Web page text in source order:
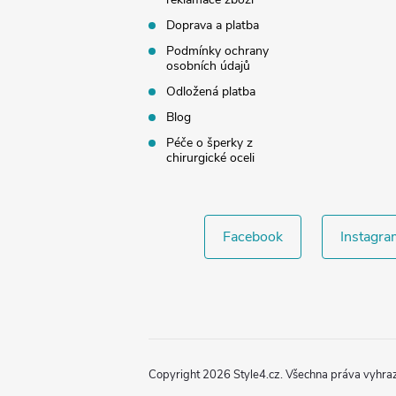
Doprava a platba
Podmínky ochrany
osobních údajů
Odložená platba
Blog
Péče o šperky z
chirurgické oceli
Facebook
Copyright 2026 Style4.cz. Všechna práva